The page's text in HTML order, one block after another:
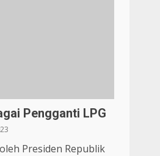
Pengganti LPG
Presiden Republik